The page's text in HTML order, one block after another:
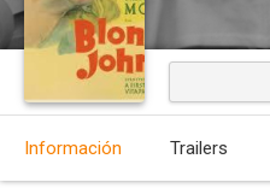
Información Trailers